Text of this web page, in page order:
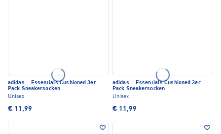
adidas · Essentials Cushioned 3er-
Pack Sneakersocken
Unisex
€ 11,99
adidas · Essentials Cushioned 3er-
Pack Sneakersocken
Unisex
€ 11,99